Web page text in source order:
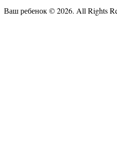
Ваш ребенок © 2026. All Rights